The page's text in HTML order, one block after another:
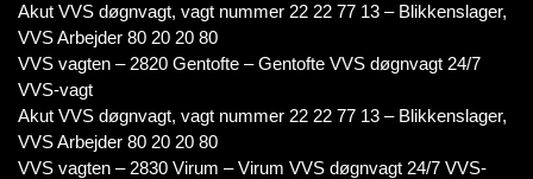
Akut VVS døgnvagt, vagt nummer 22 22 77 13 – Blikkenslager,
VVS Arbejder 80 20 20 80
VVS vagten – 2820 Gentofte – Gentofte VVS døgnvagt 24/7
VVS-vagt
Akut VVS døgnvagt, vagt nummer 22 22 77 13 – Blikkenslager,
VVS Arbejder 80 20 20 80
VVS vagten – 2830 Virum – Virum VVS døgnvagt 24/7 VVS-